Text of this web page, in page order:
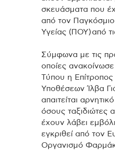
σκευάσματα που
από τον
Υγείας (ΠΟΥ) από
Σύμφωνα με τις
οποίες
Τύπου η
Υποθέσεων Ίλβα
απαιτείται
όσους ταξιδιώτες
έχουν λάβει
εγκριθεί από τον
Οργανισμό